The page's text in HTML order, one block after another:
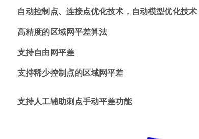
自动控制点、连接点优化技术，自动模型优化技术
高精度的区域网平差算法
支持自由网平差
支持稀少控制点的区域网平差
支持人工辅助刺点手动平差功能